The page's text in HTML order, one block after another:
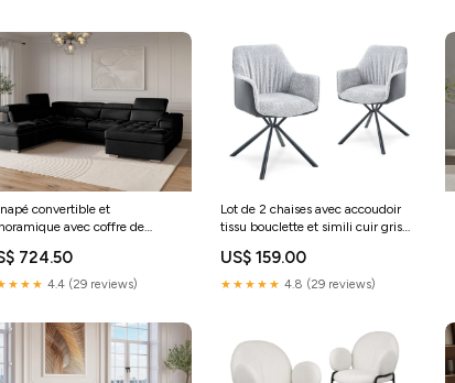
convertible et
avec coffre de
Droit SYRA
724.50
4.4 (29 reviews)
Lot de 2 chaises avec accoudoir
tissu bouclette et simili cuir gris
US$ 159.00
★★★★★ 4.8 (29 reviews)